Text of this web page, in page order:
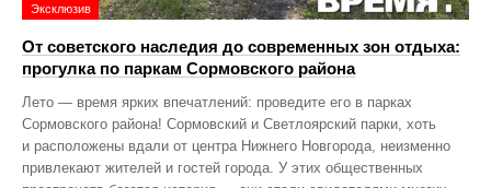
Эксклюзив
От советского наследия до современных зон отдыха:
прогулка по паркам Сормовского района
Лето — время ярких впечатлений: проведите его в парках
Сормовского района! Сормовский и Светлоярский парки, хоть
и расположены вдали от центра Нижнего Новгорода, неизменно
привлекают жителей и гостей города. У этих общественных